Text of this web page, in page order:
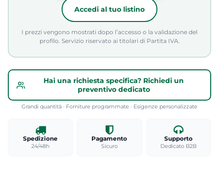
Accedi al tuo listino
I prezzi vengono mostrati dopo l’accesso o la validazione del
profilo. Servizio riservato ai titolari di Partita IVA.
Hai una richiesta specifica? Richiedi un
preventivo dedicato
Grandi quantità · Forniture programmate · Esigenze personalizzate
Spedizione
24/48h
Pagamento
Sicuro
Supporto
Dedicato B2B